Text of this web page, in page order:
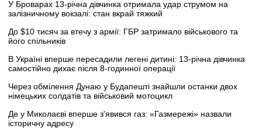
У Броварах 13-річна дівчинка отримала удар струмом на
залізничному вокзалі: стан вкрай тяжкий
До $10 тисяч за втечу з армії: ГБР затримало військового та
його спільників
В Україні вперше пересадили легені дитині: 13-річна дівчинка
самостійно дихає після 8-годинної операції
Через обмілення Дунаю у Будапешті знайшли останки двох
німецьких солдатів та військовий мотоцикл
Де у Миколаєві вперше з'явився газ: «Газмережі» назвали
історичну адресу